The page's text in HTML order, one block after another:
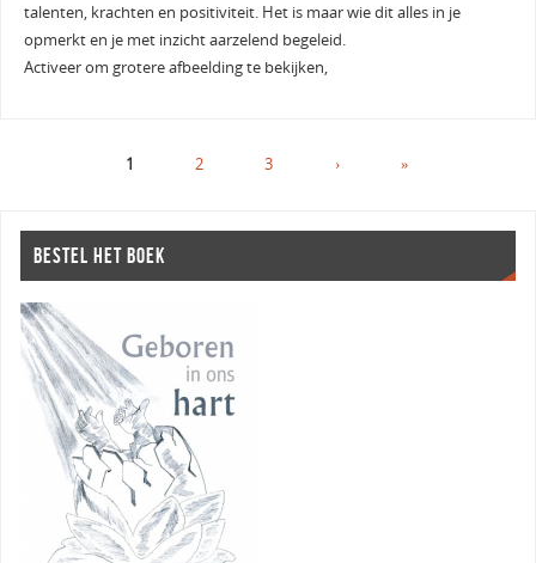
talenten, krachten en positiviteit. Het is maar wie dit alles in je
opmerkt en je met inzicht aarzelend begeleid.
Activeer om grotere afbeelding te bekijken,
1 2 3 › »
BESTEL HET BOEK